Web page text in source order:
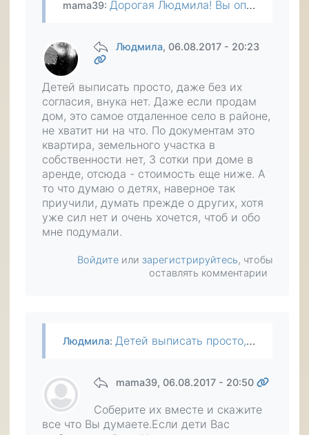
mama39: Дорогая Людмила! Вы описываете свою жизнь.которая перекликается с жизнью многих людей в России.Почему мы не приучаем своих детей к самостоятельности в юности? В Америке дети в 16 лет начинают…
Людмила, 06.08.2017 - 20:23
Детей выписать просто, даже без их
согласия, внука нет. Даже если продам
дом, это самое отдаленное село в районе,
не хватит ни на что. По документам это
квартира, земельного участка в
собственности нет, 3 сотки при доме в
аренде, отсюда - стоимость еще ниже. А
то что думаю о детях, наверное так
приучили, думать прежде о других, хотя
уже сил нет и очень хочется, чтоб и обо
мне подумали.
Войдите или зарегистрируйтесь, чтобы
оставлять комментарии
Людмила: Детей выписать просто, даже без их согласия, внука нет. Даже если продам дом, это самое отдаленное село в районе, не хватит ни на что. По документам это квартира, земельного участка в собственности…
mama39, 06.08.2017 - 20:50
Соберите их вместе и скажите
все что Вы думаете.Если дети Вас